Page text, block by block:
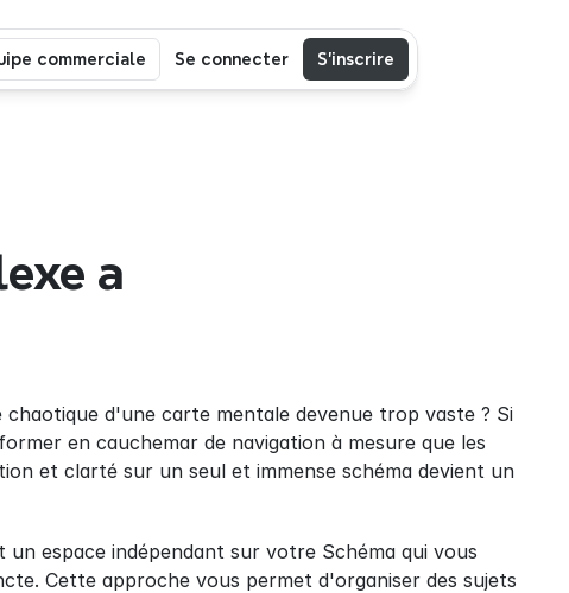
a
d'une carte mentale devenue trop vaste ? Si
en cauchemar de navigation à mesure que les
et clarté sur un seul et immense schéma devient un
espace indépendant sur votre Schéma qui vous
Cette approche vous permet d'organiser des sujets
commerciale Se connecter S’inscrire